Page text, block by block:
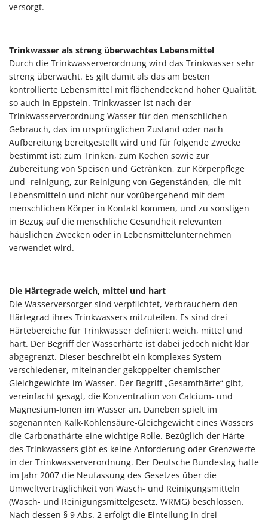
versorgt.
Trinkwasser als streng überwachtes Lebensmittel
Durch die Trinkwasserverordnung wird das Trinkwasser sehr
streng überwacht. Es gilt damit als das am besten
kontrollierte Lebensmittel mit flä­chen­deckend hoher Qualität,
so auch in Eppstein. Trinkwasser ist nach der
Trinkwasserverordnung Wasser für den menschlichen
Gebrauch, das im ursprünglichen Zustand oder nach
Aufbereitung bereitgestellt wird und für folgende Zwecke
bestimmt ist: zum Trinken, zum Kochen sowie zur
Zubereitung von Speisen und Getränken, zur Körperpflege
und -reinigung, zur Reinigung von Gegenständen, die mit
Lebensmitteln und nicht nur vorübergehend mit dem
menschlichen Körper in Kontakt kommen, und zu sonstigen
in Bezug auf die menschliche Gesundheit relevanten
häuslichen Zwecken oder in Lebensmittelunternehmen
verwendet wird.
Die Härtegrade weich, mittel und hart
Die Wasserversorger sind verpflichtet, Verbrauchern den
Härtegrad ihres Trinkwassers mitzuteilen. Es sind drei
Härtebereiche für Trinkwasser definiert: weich, mittel und
hart. Der Begriff der Wasserhärte ist dabei jedoch nicht klar
abgegrenzt. Dieser beschreibt ein komplexes System
verschiedener, miteinander gekoppelter chemischer
Gleichgewichte im Wasser. Der Begriff „Gesamthärte“ gibt,
vereinfacht gesagt, die Konzentration von Calcium- und
Magnesium-Ionen im Wasser an. Daneben spielt im
sogenannten Kalk-Kohlensäure-Gleichgewicht eines Wassers
die Carbonathärte eine wichtige Rolle. Bezüglich der Härte
des Trinkwassers gibt es keine Anforderung oder Grenzwerte
in der Trinkwasserverordnung. Der Deutsche Bundestag hatte
im Jahr 2007 die Neufassung des Gesetzes über die
Umweltverträglichkeit von Wasch- und Reinigungsmitteln
(Wasch- und Reinigungsmittelgesetz, WRMG) beschlossen.
Nach dessen § 9 Abs. 2 erfolgt die Einteilung in drei